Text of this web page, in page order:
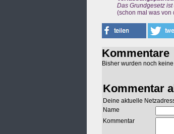
Das Grundgesetz
(schon mal was von
Kommentare
Bisher wurden noch
Kommentar
Deine aktuelle
Name
Kommentar